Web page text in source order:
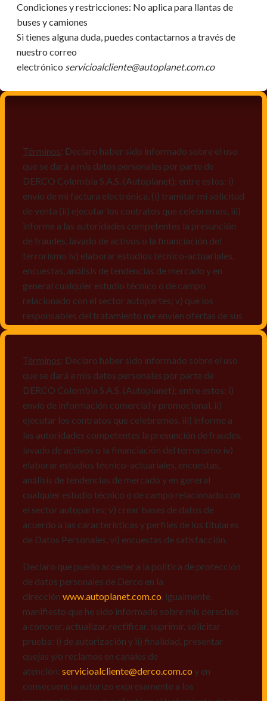
Condiciones y restricciones: No aplica para llantas de
buses y camiones
Si tienes alguna duda, puedes contactarnos a través de
nuestro correo
electrónico servicioalcliente@autoplanet.com.co
Términos: Declaro haber sido informado sobre el uso
que se dará a mis datos personales por parte de
DERCO Colombia S.A.S. (Autoplanet); entre estos: i)
envío de mi factura electrónica, (i) tramitar mi solicitud
de venta (ii) ejecutar los contratos que celebremos, iii)
informe a las autoridades competentes la presunción
de fraudes, lavado de activos o la financiación del
terrorismo iv) elaborar estudios técnico-actuariales,
encuestas, análisis de tendencias de mercado y en
general cualquier estudio técnico o de campo
relacionado con el sector autopartes; v) que los
responsables del tratamiento me envíen ofertas de sus
mismos, vi) crear bases de datos de acuerdo a las
características y perfiles de los titulares de Datos
Personales, v) encuestas de satisfacción, vi) reportes
recall.
Declaro que puedo acceder a la política de protección
de datos personales de Derco en la
direcciónwww.autoplanet.com.co, igualmente,
manifiesto que he sido informado sobre mis derechos
a conocer, actualizar, rectificar, suprimir, solicitar
prueba: i) de autorización y ii) finalidad, presentar
quejas y/o reclamos en canales de
atención: servicioalcliente@derco.com.coy en
responsables, para que efectúen el tratamiento de mis
datos conforme lo expuesto.
Términos: Declaro haber sido informado sobre el uso
que se dará a mis datos personales por parte de
DERCO Colombia S.A.S. (Autoplanet); entre estos: i)
envío de información comercial y promocional, ii)
ejecutar los contratos que celebremos, iii) informe a
las autoridades competentes la presunción de fraudes,
lavado de activos o la financiación del terrorismo iv)
elaborar estudios técnico-actuariales, encuestas,
análisis de tendencias de mercado y en general
cualquier estudio técnico o de campo relacionado con
el sector autopartes; v) crear bases de datos de
acuerdo a las características y perfiles de los titulares
de Datos Personales, vi) encuestas de satisfacción.
Declaro que puedo acceder a la política de protección
de datos personales de Derco en la
dirección www.autoplanet.com.co , igualmente,
manifiesto que he sido informado sobre mis derechos
a conocer, actualizar, rectificar, suprimir, solicitar
prueba: i) de autorización y ii) finalidad, presentar
quejas y/o reclamos en canales de
atención: servicioalcliente@derco.com.co y en
consecuencia autorizo expresamente a los